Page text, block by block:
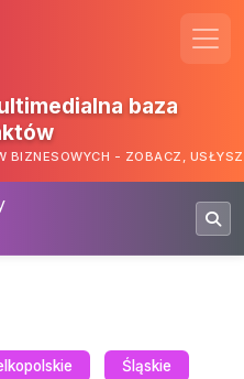
baza
BIZNESOWYCH - ZOBACZ,
Śląskie